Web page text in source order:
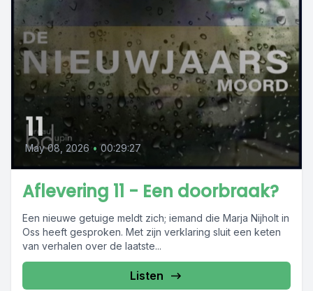
11
May 08, 2026 • 00:29:27
Aflevering 11 - Een doorbraak?
Een nieuwe getuige meldt zich; iemand die Marja Nijholt in
Oss heeft gesproken. Met zijn verklaring sluit een keten
van verhalen over de laatste...
Listen